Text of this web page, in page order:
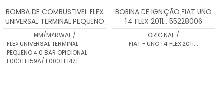
BOMBA DE COMBUSTIVEL FLEX
UNIVERSAL TERMINAL PEQUENO
4.0 BAR OPICIONAL
F000TE159A/ F000TE1471
MM/MARWAL /
FLEX UNIVERSAL TERMINAL
PEQUENO 4.0 BAR OPICIONAL
F000TE159A/ F000TE1471
BOBINA DE IGNIÇÃO FIAT UNO
1.4 FLEX 2011... 55228006
ORIGINAL /
FIAT - UNO 1.4 FLEX 2011...